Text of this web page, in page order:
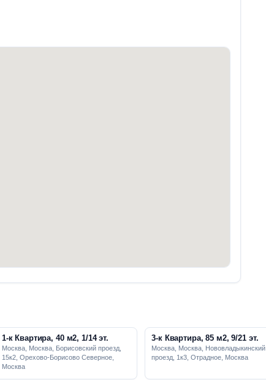
1-к Квартира, 40 м2, 1/14 эт.
Москва, Москва, Борисовский проезд,
15к2, Орехово-Борисово Северное,
Москва
3-к Квартира, 85 м2, 9/21 эт.
Москва, Москва, Нововладыкинский
проезд, 1к3, Отрадное, Москва